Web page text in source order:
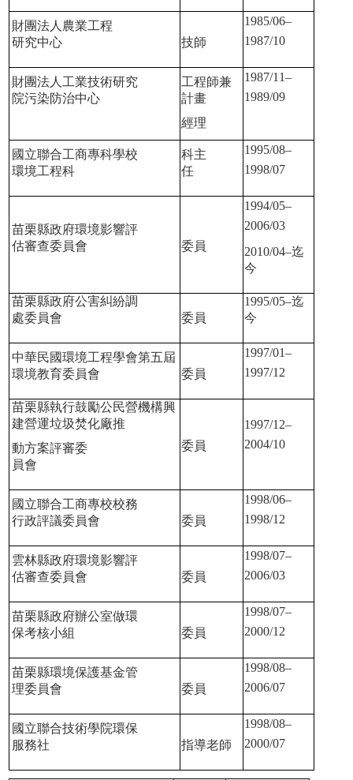
財團法人農業工程
研究中心
技師
1985/06–
1987/10
財團法人工業技術研究
院污染防治中心
工程師兼
計畫
1987/11–
1989/09
經理
國立聯合工商專科學校
環境工程科
科主
任
1995/08–
1998/07
苗栗縣政府環境影響評
估審查委員會
委員
1994/05–
2006/03
2010/04–迄
今
苗栗縣政府公害糾紛調
處委員會
委員
1995/05–迄
今
中華民國環境工程學會第五屆
環境教育委員會
委員
1997/01–
1997/12
苗栗縣執行鼓勵公民營機構興
建營運垃圾焚化廠推
委員
1997/12–
2004/10
動方案評審委
員會
國立聯合工商專校校務
行政評議委員會
委員
1998/06–
1998/12
雲林縣政府環境影響評
估審查委員會
委員
1998/07–
2006/03
苗栗縣政府辦公室做環
保考核小組
委員
1998/07–
2000/12
苗栗縣環境保護基金管
理委員會
委員
1998/08–
2006/07
國立聯合技術學院環保
服務社
指導老師
1998/08–
2000/07